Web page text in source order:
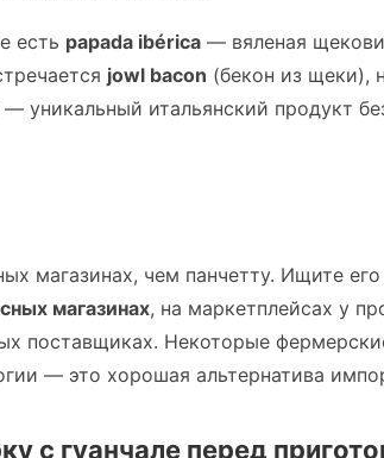
есть papada ibérica — вяленая
jowl bacon (бекон из щеки),
уникальный итальянский продукт
магазинах, чем панчетту. Ищите его
магазинах, на маркетплейсах у
поставщиках. Некоторые
— это хорошая альтернатива
с гуанчале перед